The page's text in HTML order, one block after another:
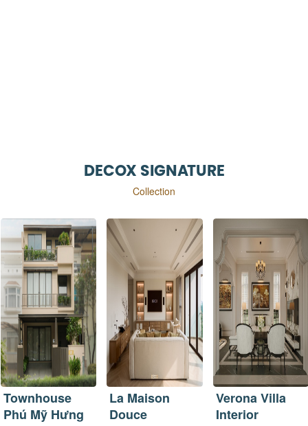
DECOX SIGNATURE
Collection
La Maison
Douce
Verona Villa
Interior
Ricky Villa
Thiết kế biệt thự 3